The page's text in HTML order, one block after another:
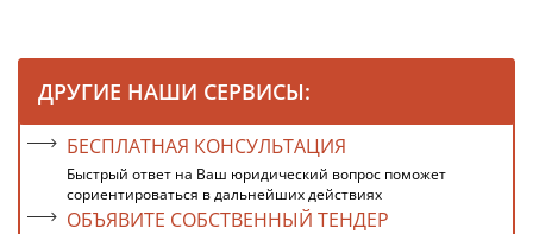
ДРУГИЕ НАШИ СЕРВИСЫ:
БЕСПЛАТНАЯ КОНСУЛЬТАЦИЯ
Быстрый ответ на Ваш юридический вопрос поможет
сориентироваться в дальнейших действиях
ОБЪЯВИТЕ СОБСТВЕННЫЙ ТЕНДЕР